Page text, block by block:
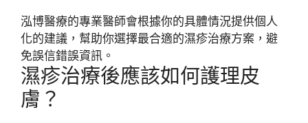
泓博醫療的專業醫師會根據你的具體情況提供個人
化的建議，幫助你選擇最合適的濕疹治療方案，避
免誤信錯誤資訊。
濕疹治療後應該如何護理皮
膚？